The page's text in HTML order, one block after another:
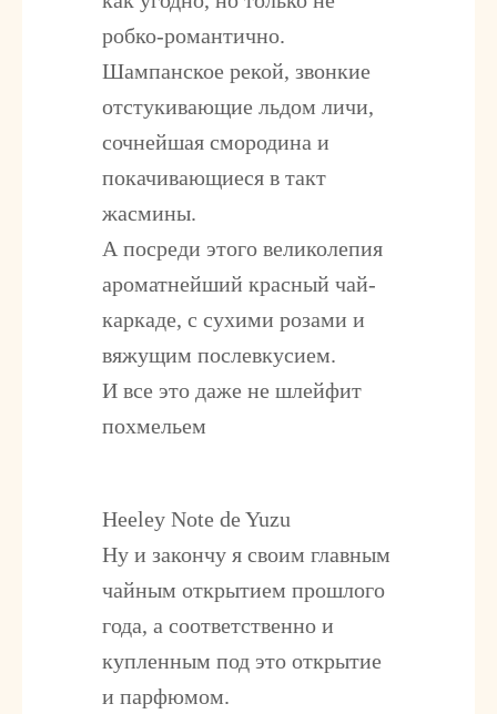
робко-романтично.
Шампанское рекой, звонкие
отстукивающие льдом личи,
сочнейшая смородина и
покачивающиеся в такт
жасмины.
А посреди этого великолепия
ароматнейший красный чай-
каркаде, с сухими розами и
вяжущим послевкусием.
И все это даже не шлейфит
похмельем
Heeley Note de Yuzu
Ну и закончу я своим главным
чайным открытием прошлого
года, а соответственно и
купленным под это открытие
и парфюмом.